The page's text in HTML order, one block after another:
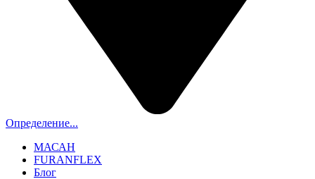
Определение...
МАСАН
FURANFLEX
Блог